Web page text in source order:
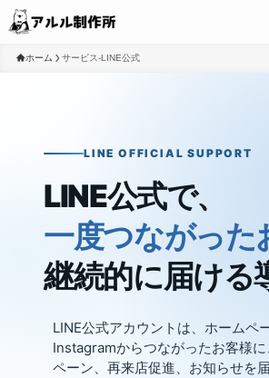
ホーム サービス-LINE公式
LINE OFFICIAL SUPPORT
LINE公式で、
一度つながった
継続的に届ける
LINE公式アカウントは、ホームペ
Instagramからつながったお客様
ペーン、再来店促進、お知らせを